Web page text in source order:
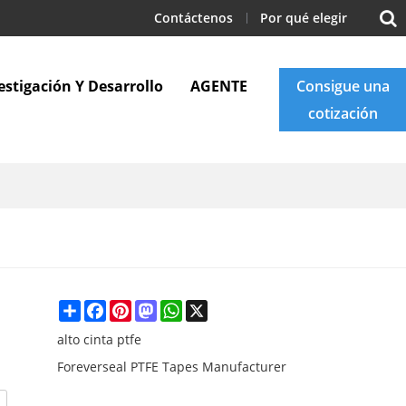
Contáctenos Por qué elegir
Y Desarrollo AGENTE
Consigue una
cotización
ShareFacebookPinterestMastodonWhatsApp
alto cinta ptfe
Foreverseal PTFE Tapes Manufacturer